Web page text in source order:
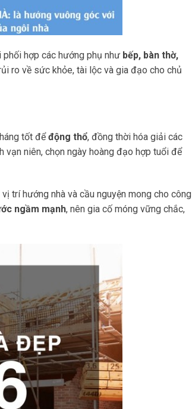
hợp các hướng phụ như bếp, bàn thờ,
ro về sức khỏe, tài lộc và gia đạo cho chủ
tốt đểđộng thổ, đồng thời hóa giải các
vạn niên, chọn ngày hoàng đạo hợp tuổi để
trí hướng nhà và cầu nguyện mong cho công
ngầm mạnh, nên gia cố móng vững chắc,